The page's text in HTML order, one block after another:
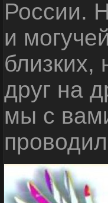
России.
и
близких,
друг на
мы с